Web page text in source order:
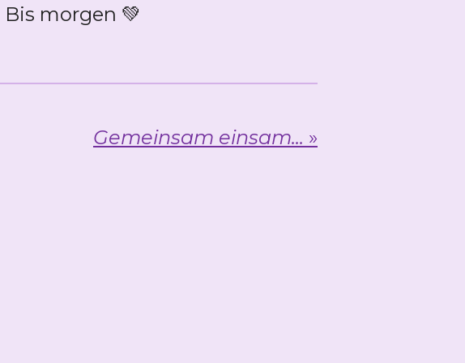
morgen 💚
Gemeinsam einsam... »